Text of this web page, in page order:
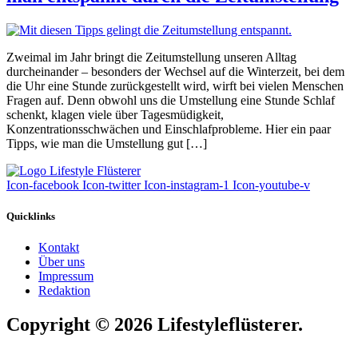
Zweimal im Jahr bringt die Zeitumstellung unseren Alltag
durcheinander – besonders der Wechsel auf die Winterzeit, bei dem
die Uhr eine Stunde zurückgestellt wird, wirft bei vielen Menschen
Fragen auf. Denn obwohl uns die Umstellung eine Stunde Schlaf
schenkt, klagen viele über Tagesmüdigkeit,
Konzentrationsschwächen und Einschlafprobleme. Hier ein paar
Tipps, wie man die Umstellung gut […]
Icon-facebook Icon-twitter Icon-instagram-1 Icon-youtube-v
Quicklinks
Kontakt
Über uns
Impressum
Redaktion
Copyright © 2026 Lifestyleflüsterer.